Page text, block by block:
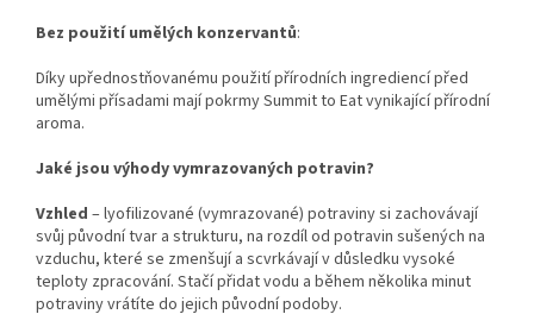
Bez použití umělých konzervantů:
Díky upřednostňovanému použití přírodních ingrediencí před
umělými přísadami mají pokrmy Summit to Eat vynikající přírodní
aroma.
Jaké jsou výhody vymrazovaných potravin?
Vzhled – lyofilizované (vymrazované) potraviny si zachovávají
svůj původní tvar a strukturu, na rozdíl od potravin sušených na
vzduchu, které se zmenšují a scvrkávají v důsledku vysoké
teploty zpracování. Stačí přidat vodu a během několika minut
potraviny vrátíte do jejich původní podoby.